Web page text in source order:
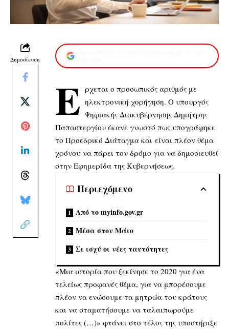
Δημοσίευση
Έ ρχεται ο προσωπικός αριθμός με
ηλεκτρονική χορήγηση. Ο υπουργός
Ψηφιακής Διακυβέρνησης Δημήτρης
Παπαστεργίου έκανε γνωστό πως υπογράφηκε
το Προεδρικό Διάταγμα και είναι πλέον θέμα
χρόνου να πάρει τον δρόμο για να δημοσιευθεί
στην Εφημερίδα της Κυβερνήσεως.
Περιεχόμενο
Από το myinfo.gov.gr
Μέσα στον Μάιο
Σε ισχύ οι νέες ταυτότητες
«Μια ιστορία που ξεκίνησε το 2020 για ένα
τελείως προφανές θέμα, για να μπορέσουμε
πλέον να ενώσουμε τα μητρώα του κράτους
και να σταματήσουμε να ταλαιπωρούμε
πολίτες (…)» φτάνει στο τέλος της υποστήριξε